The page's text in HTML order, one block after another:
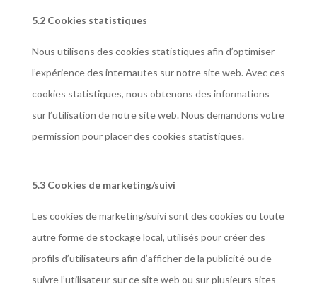
5.2 Cookies statistiques
Nous utilisons des cookies statistiques afin d’optimiser
l’expérience des internautes sur notre site web. Avec ces
cookies statistiques, nous obtenons des informations
sur l’utilisation de notre site web. Nous demandons votre
permission pour placer des cookies statistiques.
5.3 Cookies de marketing/suivi
Les cookies de marketing/suivi sont des cookies ou toute
autre forme de stockage local, utilisés pour créer des
profils d’utilisateurs afin d’afficher de la publicité ou de
suivre l’utilisateur sur ce site web ou sur plusieurs sites